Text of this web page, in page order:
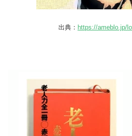
出典： https://ameblo.jp/